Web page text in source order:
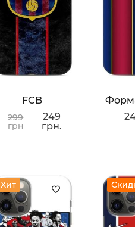
FCB
299
грн
249
грн.
Хит